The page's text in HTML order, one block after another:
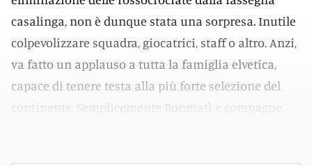
casalinga, non è dunque stata una sorpresa. Inutile
colpevolizzare squadra, giocatrici, staff o altro. Anzi,
va fatto un applauso a tutta la famiglia elvetica,
capace di tenere testa alla più forte selezione del
continente. Semplicemente Bonmatì e compagne